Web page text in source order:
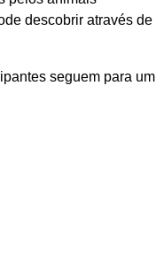
descobrir através de
seguem para um